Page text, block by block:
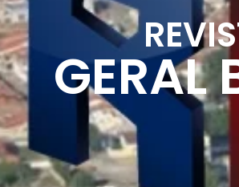
GERAL